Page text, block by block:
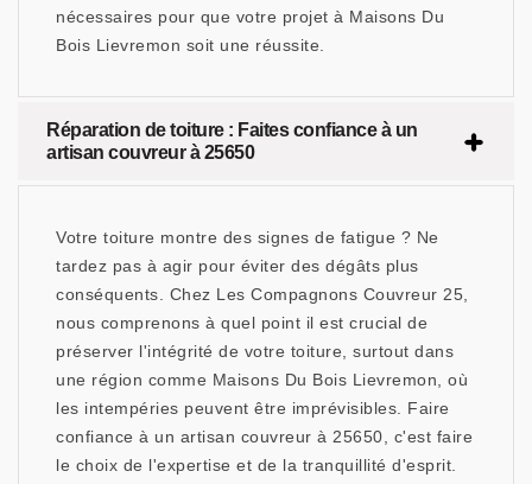
nécessaires pour que votre projet à Maisons Du
Bois Lievremon soit une réussite.
Réparation de toiture : Faites confiance à un
artisan couvreur à 25650
Votre toiture montre des signes de fatigue ? Ne
tardez pas à agir pour éviter des dégâts plus
conséquents. Chez Les Compagnons Couvreur 25,
nous comprenons à quel point il est crucial de
préserver l'intégrité de votre toiture, surtout dans
une région comme Maisons Du Bois Lievremon, où
les intempéries peuvent être imprévisibles. Faire
confiance à un artisan couvreur à 25650, c'est faire
le choix de l'expertise et de la tranquillité d'esprit.